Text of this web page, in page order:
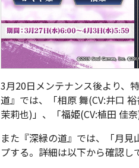
3月20日メンテナンス後より、
道』では、「相原 舞(CV:井口
茉莉也)」、「福姫(CV:植田 佳
また『深緑の道』では、「月見
プする。詳細は以下から確認し